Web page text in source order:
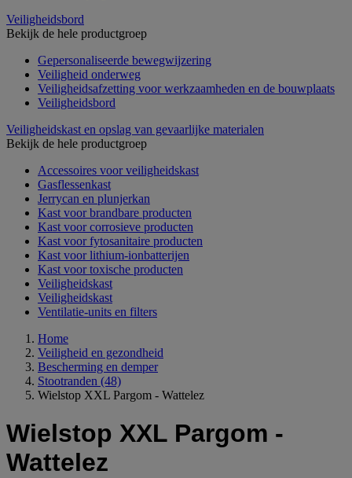
Veiligheidsbord
Bekijk de hele productgroep
Gepersonaliseerde bewegwijzering
Veiligheid onderweg
Veiligheidsafzetting voor werkzaamheden en de bouwplaats
Veiligheidsbord
Veiligheidskast en opslag van gevaarlijke materialen
Bekijk de hele productgroep
Accessoires voor veiligheidskast
Gasflessenkast
Jerrycan en plunjerkan
Kast voor brandbare producten
Kast voor corrosieve producten
Kast voor fytosanitaire producten
Kast voor lithium-ionbatterijen
Kast voor toxische producten
Veiligheidskast
Veiligheidskast
Ventilatie-units en filters
Home
Veiligheid en gezondheid
Bescherming en demper
Stootranden (48)
Wielstop XXL Pargom - Wattelez
Wielstop XXL Pargom -
Wattelez